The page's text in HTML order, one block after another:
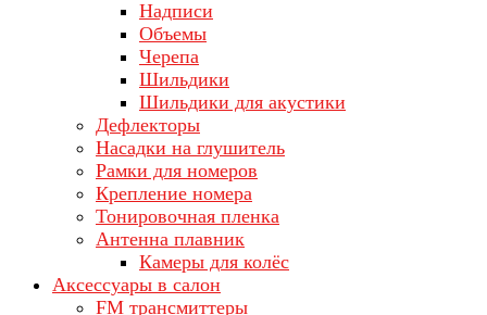
Надписи
Объемы
Черепа
Шильдики
Шильдики для акустики
Дефлекторы
Насадки на глушитель
Рамки для номеров
Крепление номера
Тонировочная пленка
Антенна плавник
Камеры для колёс
Аксессуары в салон
FM трансмиттеры